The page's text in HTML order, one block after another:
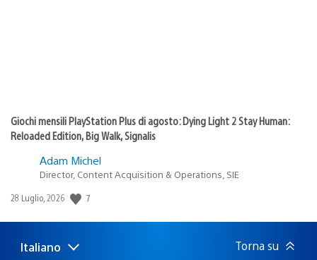
Giochi mensili PlayStation Plus di agosto: Dying Light 2 Stay Human:
Reloaded Edition, Big Walk, Signalis
Adam Michel
Director, Content Acquisition & Operations, SIE
Data
pubblicazione:
28 Luglio, 2026 7
Seleziona
Regione
Italiano Torna su